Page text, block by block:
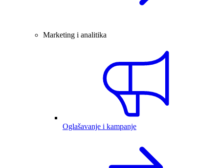
Marketing i analitika
Oglašavanje i kampanje